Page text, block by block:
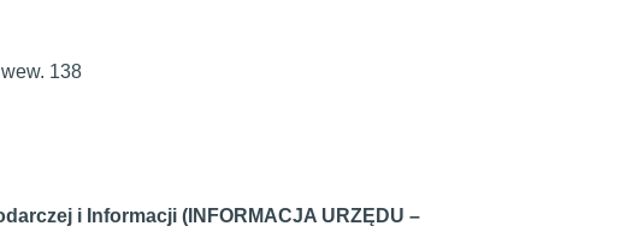
138
i Informacji (INFORMACJA URZĘDU –